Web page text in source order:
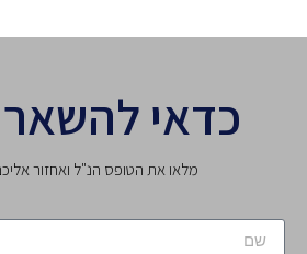
כדאי
מלאו את הטופס הנ"ל ואחזור